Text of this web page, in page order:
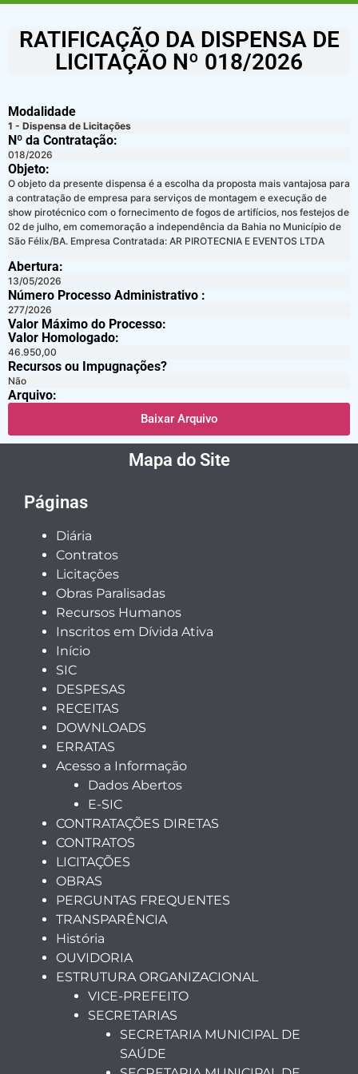
RATIFICAÇÃO DA DISPENSA DE
LICITAÇÃO Nº 018/2026
Modalidade
1 - Dispensa de Licitações
Nº da Contratação:
018/2026
Objeto:
O objeto da presente dispensa é a escolha da proposta mais vantajosa para
a contratação de empresa para serviços de montagem e execução de
show pirotécnico com o fornecimento de fogos de artifícios, nos festejos de
02 de julho, em comemoração a independência da Bahia no Município de
São Félix/BA. Empresa Contratada: AR PIROTECNIA E EVENTOS LTDA
Abertura:
13/05/2026
Número Processo Administrativo :
277/2026
Valor Máximo do Processo: ​
Valor Homologado: ​
46.950,00
Recursos ou Impugnações? ​
Não
Arquivo:
Baixar Arquivo
Mapa do Site
Páginas
Diária
Contratos
Licitações
Obras Paralisadas
Recursos Humanos
Inscritos em Dívida Ativa
Início
SIC
DESPESAS
RECEITAS
DOWNLOADS
ERRATAS
Acesso a Informação
Dados Abertos
E-SIC
CONTRATAÇÕES DIRETAS
CONTRATOS
LICITAÇÕES
OBRAS
PERGUNTAS FREQUENTES
TRANSPARÊNCIA
História
OUVIDORIA
ESTRUTURA ORGANIZACIONAL
VICE-PREFEITO
SECRETARIAS
SECRETARIA MUNICIPAL DE
SAÚDE